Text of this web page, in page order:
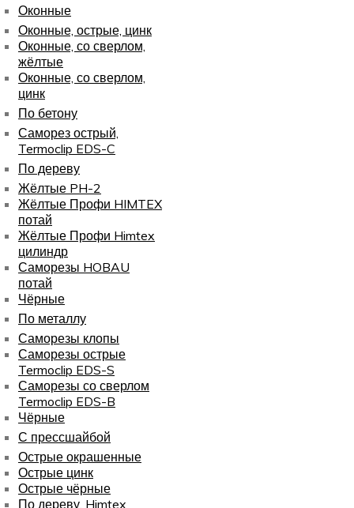
Оконные
Оконные, острые, цинк
Оконные, со сверлом,
жёлтые
Оконные, со сверлом,
цинк
По бетону
Саморез острый,
Termoclip EDS-C
По дереву
Жёлтые PH-2
Жёлтые Профи HIMTEX
потай
Жёлтые Профи Himtex
цилиндр
Саморезы HOBAU
потай
Чёрные
По металлу
Саморезы клопы
Саморезы острые
Termoclip EDS-S
Саморезы со сверлом
Termoclip EDS-B
Чёрные
С прессшайбой
Острые окрашенные
Острые цинк
Острые чёрные
По дереву, Himtex